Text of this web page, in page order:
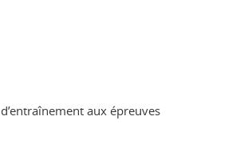
aux épreuves